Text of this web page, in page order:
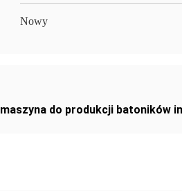
Nowy
maszyna do produkcji batoników